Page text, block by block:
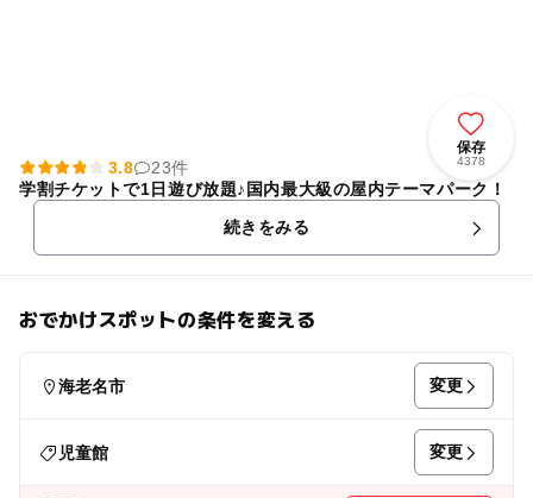
保存
4378
3.8
23件
学割チケットで1日遊び放題♪国内最大級の屋内テーマパーク！
続きをみる
おでかけスポットの条件を変える
海老名市 変更
児童館 変更